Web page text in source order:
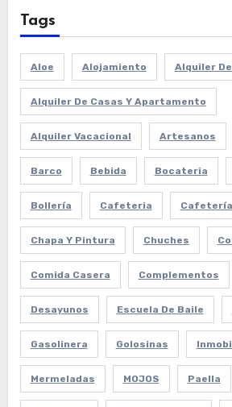
Tags
Aloe Alojamiento Alquiler
Alquiler De Casas Y Apartamento
Alquiler Vacacional Artesanos
Barco Bebida Bocateria
Bollería Cafeteria Cafetería
Chapa Y Pintura Chuches
Comida Casera Complementos
Desayunos Escuela De Baile
Gasolinera Golosinas
Mermeladas MOJOS Paella